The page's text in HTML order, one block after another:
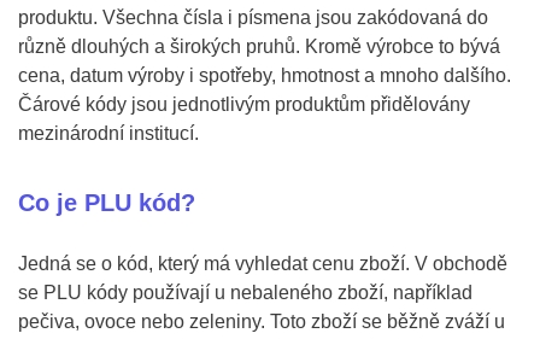
produktu. Všechna čísla i písmena jsou zakódovaná do
různě dlouhých a širokých pruhů. Kromě výrobce to bývá
cena, datum výroby i spotřeby, hmotnost a mnoho dalšího.
Čárové kódy jsou jednotlivým produktům přidělovány
mezinárodní institucí.
Co je PLU kód?
Jedná se o kód, který má vyhledat cenu zboží. V obchodě
se PLU kódy používají u nebaleného zboží, například
pečiva, ovoce nebo zeleniny. Toto zboží se běžně zváží u